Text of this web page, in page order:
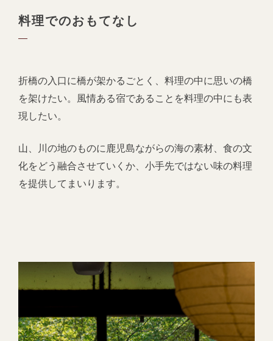
料理でのおもてなし
折橋の入口に橋が架かるごとく、料理の中に思いの橋
を架けたい。風情ある宿であることを料理の中にも表
現したい。
山、川の地のものに鹿児島ながらの海の素材、食の文
化をどう融合させていくか、小手先ではない味の料理
を提供してまいります。